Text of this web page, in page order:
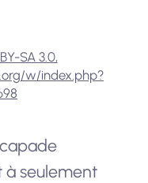
SA 3.0,
w/index.php?
à seulement